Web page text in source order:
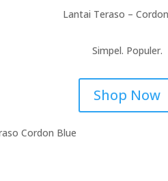
Lantai Teraso –
Simpel. Populer.
Shop Now